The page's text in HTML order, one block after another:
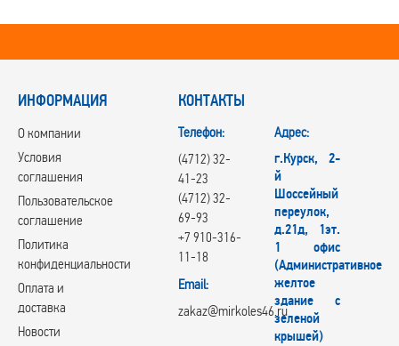
ИНФОРМАЦИЯ
О компании
Условия
соглашения
Пользовательское
соглашение
Политика
конфиденциальности
Оплата и
доставка
Новости
КОНТАКТЫ
Телефон:
(4712) 32-
41-23
(4712) 32-
69-93
+7 910-316-
11-18
Email:
zakaz@mirkoles46.ru
Адрес:
г.Курск, 2-
й
Шоссейный
переулок,
д.21д, 1эт.
1 офис
(Административное
желтое
здание с
зеленой
крышей)